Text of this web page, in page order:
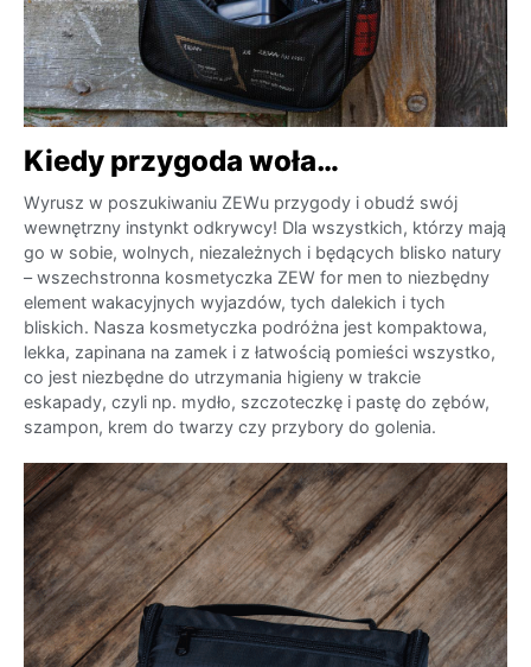
Kiedy przygoda woła…
Wyrusz w poszukiwaniu ZEWu przygody i obudź swój
wewnętrzny instynkt odkrywcy! Dla wszystkich, którzy mają
go w sobie, wolnych, niezależnych i będących blisko natury
– wszechstronna kosmetyczka ZEW for men to niezbędny
element wakacyjnych wyjazdów, tych dalekich i tych
bliskich. Nasza kosmetyczka podróżna jest kompaktowa,
lekka, zapinana na zamek i z łatwością pomieści wszystko,
co jest niezbędne do utrzymania higieny w trakcie
eskapady, czyli np. mydło, szczoteczkę i pastę do zębów,
szampon, krem do twarzy czy przybory do golenia.